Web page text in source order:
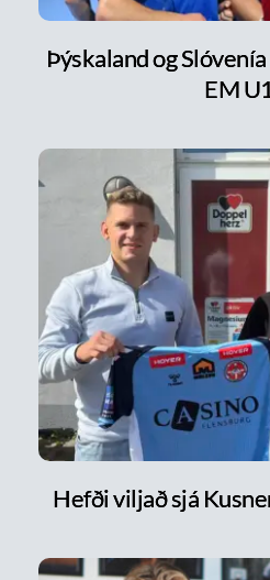
Þýskaland og
EM
Hefði viljað sjá